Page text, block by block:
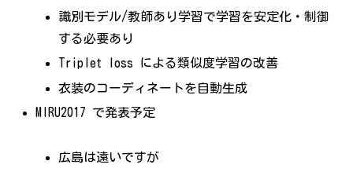
識別モデル/教師あり学習で学習を安定化・制御
する必要あり
Triplet loss による類似度学習の改善
衣装のコーディネートを自動生成
MIRU2017 で発表予定
広島は遠いですが